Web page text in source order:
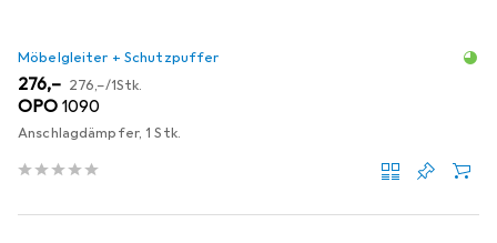
Möbelgleiter + Schutzpuffer
EUR
276,– EUR
276,–/1Stk.
OPO 1090
Anschlagdämpfer, 1 Stk.